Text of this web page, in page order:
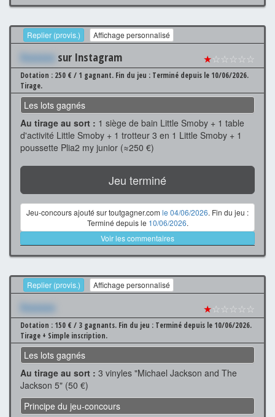
Replier (provis.) Affichage personnalisé
Xxxxxxx sur Instagram ★☆☆☆☆☆
Dotation : 250 € / 1 gagnant. Fin du jeu : Terminé depuis le 10/06/2026.
Tirage.
Les lots gagnés
Au tirage au sort : 1 siège de bain Little Smoby + 1 table
d'activité Little Smoby + 1 trotteur 3 en 1 Little Smoby + 1
poussette Plia2 my junior (≈250 €)
Jeu terminé
Jeu-concours ajouté sur toutgagner.com le 04/06/2026. Fin du jeu :
Terminé depuis le 10/06/2026.
Voir les commentaires
Replier (provis.) Affichage personnalisé
Xxxxxxx ★☆☆☆☆☆
Dotation : 150 € / 3 gagnants. Fin du jeu : Terminé depuis le 10/06/2026.
Tirage + Simple inscription.
Les lots gagnés
Au tirage au sort : 3 vinyles "Michael Jackson and The
Jackson 5" (50 €)
Principe du jeu-concours